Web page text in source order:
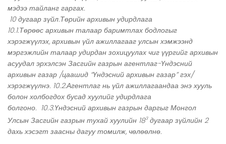
мэдээ тайланг гаргах.
10 дугаар зүйл.Төрийн архивын удирдлага
10.1.Төрөөс архивын талаар баримтлах бодлогыг
хэрэгжүүлэх, архивын үйл ажиллагааг улсын хэмжээнд
мэргэжлийн талаар удирдан зохицуулах чиг үүргийг архивын
асуудал эрхэлсэн Засгийн газрын агентлаг-Үндэсний
архивын газар /цаашид “Үндэсний архивын газар” гэх/
хэрэгжүүлнэ. 10.2.Агентлаг нь үйл ажиллагаандаа энэ хууль
болон холбогдох бусад хуулийг удирдлага
болгоно. 10.3.Үндэсний архивын газрын даргыг Монгол
Улсын Засгийн газрын тухай хуулийн 183дугаар зүйлийн 2
дахь хэсэгт заасны дагуу томилж, чөлөөлнө.